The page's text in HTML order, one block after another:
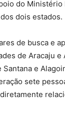
do Ministério
dois estados.
de busca e
de Aracaju e
e
sete